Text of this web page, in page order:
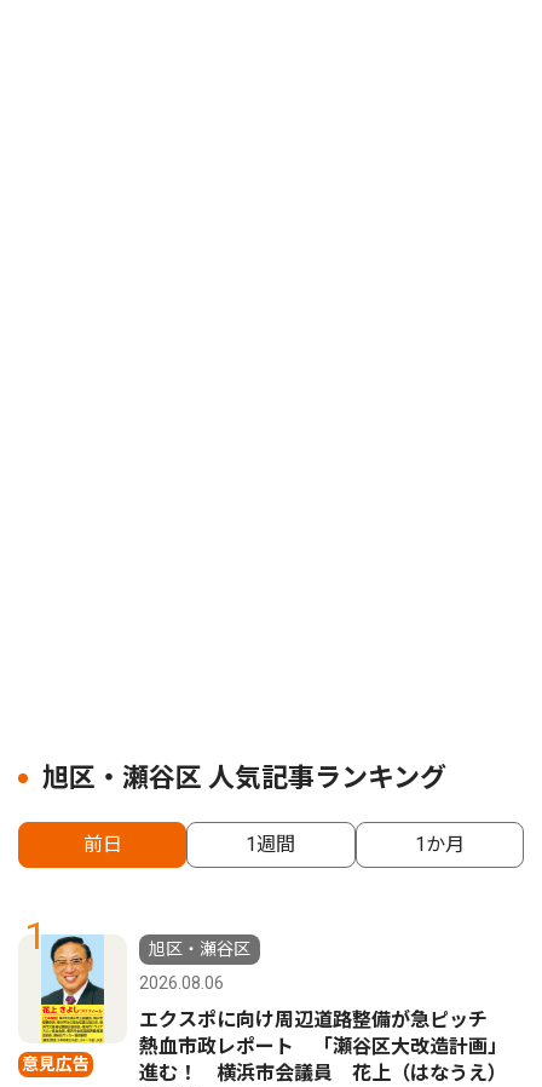
旭区・瀬谷区 人気記事ランキング
前日 1週間 1か月
1
意見広告
旭区・瀬谷区
2026.08.06
エクスポに向け周辺道路整備が急ピッチ
熱血市政レポート 「瀬谷区大改造計画」
進む！ 横浜市会議員 花上（はなうえ）